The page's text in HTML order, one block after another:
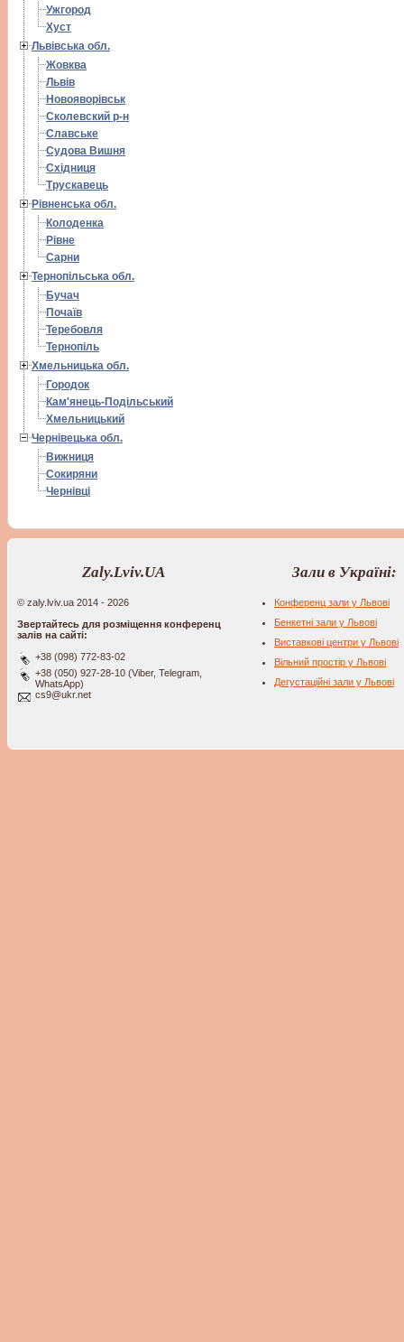
Ужгород
Хуст
Львівська обл.
Жовква
Львів
Новояворівськ
Сколевский р-н
Славське
Судова Вишня
Східниця
Трускавець
Рівненська обл.
Колоденка
Рівне
Сарни
Тернопільська обл.
Бучач
Почаїв
Теребовля
Тернопіль
Хмельницька обл.
Городок
Кам'янець-Подільський
Хмельницький
Чернівецька обл.
Вижниця
Сокиряни
Чернівці
Zaly.Lviv.UA
© zaly.lviv.ua 2014 - 2026
Звертайтесь для розміщення конференц
залів на сайті:
+38 (098) 772-83-02
+38 (050) 927-28-10 (Viber, Telegram,
WhatsApp)
cs9@ukr.net
Зали в Україні:
Конференц зали у Львові
Бенкетні зали у Львові
Виставкові центри у Львові
Вільний простір у Львові
Дегустаційні зали у Львові